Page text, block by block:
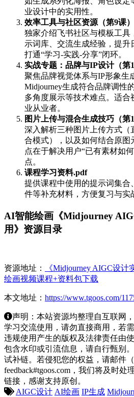
业设计中的实用性。
效率工具与社区资源（第9课）
独家介绍飞书社区与模板工具
示词库、交流生成经验，提
打通“学习-实践-分享”闭环。
实战专题：品牌与IP设计（第
聚焦品牌视觉体系与IP形象生
Midjourney生成符合品牌调性
多角度展示等技术难点。适
业从业者。
图片上传与混合生成技巧（第
深入解析三种图片上传方式（
合模式），以及如何结合原图
点在于解决用户“已有素材如
点。
课程学习资料.pdf
提供课程中使用的提示词集合
件等补充材料，方便复习与实
AI智能绘画《Midjourney
用》资源目录
资源地址：
《Midjourney AIGC设
绘画视频课程+资料包下载
本文地址： https://www.tgoos.com/
声明：本站资源均整理自互联网
学习交流使用，请勿直接商用，若
违规使用产生的版权及法律责任由
包含水印或引流信息，请自行甄别
试补链。若侵犯您的权益，请邮件
feedback#tgoos.com，我们将及时
链接，感谢支持原创。
AIGC设计 AI绘画 IP生成